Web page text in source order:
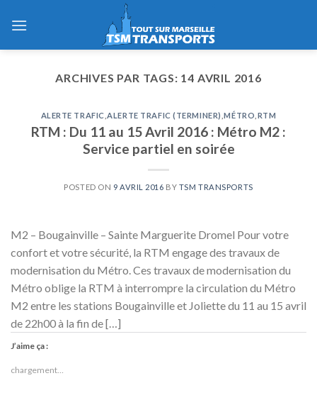
ARCHIVES PAR TAGS: 14 AVRIL 2016
ALERTE TRAFIC ,ALERTE TRAFIC (TERMINER) ,MÉTRO RTM
RTM : Du 11 au 15 Avril 2016 : Métro M2 :
Service partiel en soirée
POSTED ON 9 AVRIL 2016 BY TSM TRANSPORTS
M2 – Bougainville – Sainte Marguerite Dromel Pour votre
confort et votre sécurité, la RTM engage des travaux de
modernisation du Métro. Ces travaux de modernisation du
Métro oblige la RTM à interrompre la circulation du Métro
M2 entre les stations Bougainville et Joliette du 11 au 15 avril
de 22h00 à la fin de […]
J’aime ça :
chargement…